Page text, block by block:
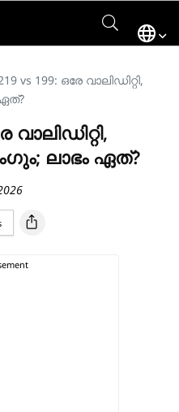
vs 199: ഒരേ വാലിഡിറ്റി,
വാലിഡിറ്റി,
ലാഭം ഏത്?